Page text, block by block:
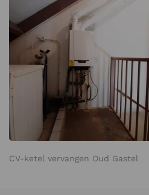
CV-ketel vervangen Oud Gastel